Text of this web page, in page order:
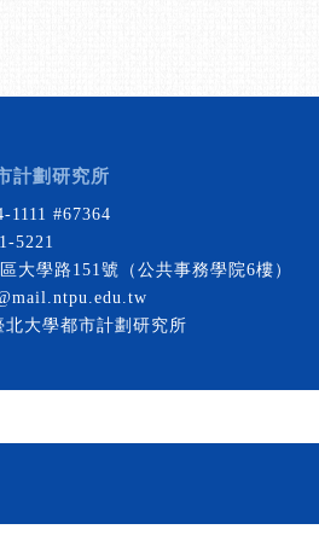
計劃研究所
1111 #67364
5221
大學路151號（公共事務學院6樓）
北大學都市計劃研究所